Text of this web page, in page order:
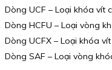
Dòng UCF – Loại khóa vít
Dòng HCFU – Loại vòng
Dòng UCFX – Loại khóa
Dòng SAF – Loại vòng